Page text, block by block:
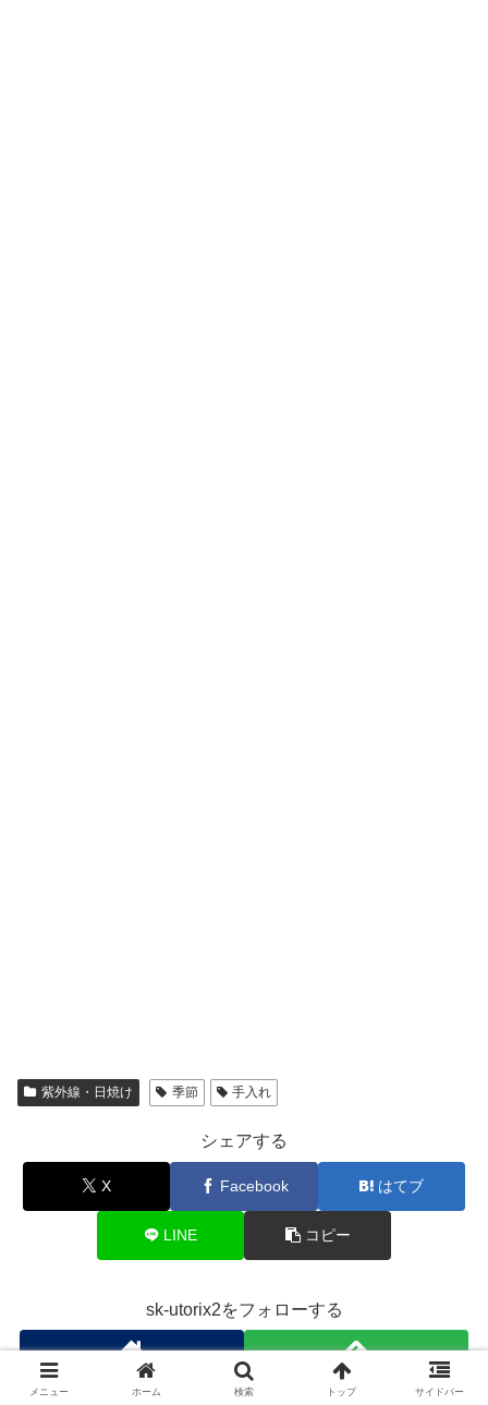
紫外線・日焼け 季節 手入れ
シェアする
X Facebook はてブ
LINE コピー
sk-utorix2をフォローする
メニュー ホーム 検索 トップ サイドバー